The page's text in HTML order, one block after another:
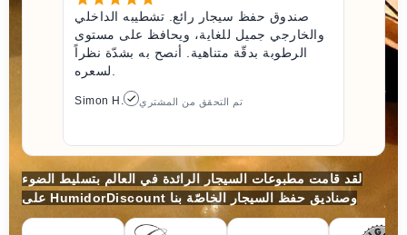
صندوق حفظ سيجار رائع. تشطيبه الداخلي
والخارجي جميل للغاية، ويحافظ على مستوى
الرطوبة بدقّة متناهية. أنصح به بشدّة نظراً
Simon H. تم التحقق من المشتري
لقد قامت مطبوعات السيجار الرائدة في العالم بتسليط الضوء
على HumidorDiscount وصناديق حفظ السيجار الخاصّة بنا